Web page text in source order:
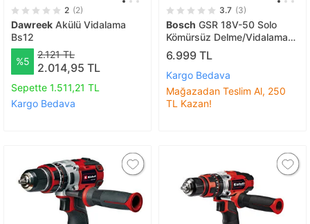
2 (2)
Dawreek Akülü Vidalama
Bs12
%5
2.121 TL
2.014,95 TL
Sepette 1.511,21 TL
Kargo Bedava
3.7 (3)
Bosch GSR 18V-50 Solo
Kömürsüz Delme/Vidalama
Makinesi
6.999 TL
Kargo Bedava
Mağazadan Teslim Al, 250
TL Kazan!